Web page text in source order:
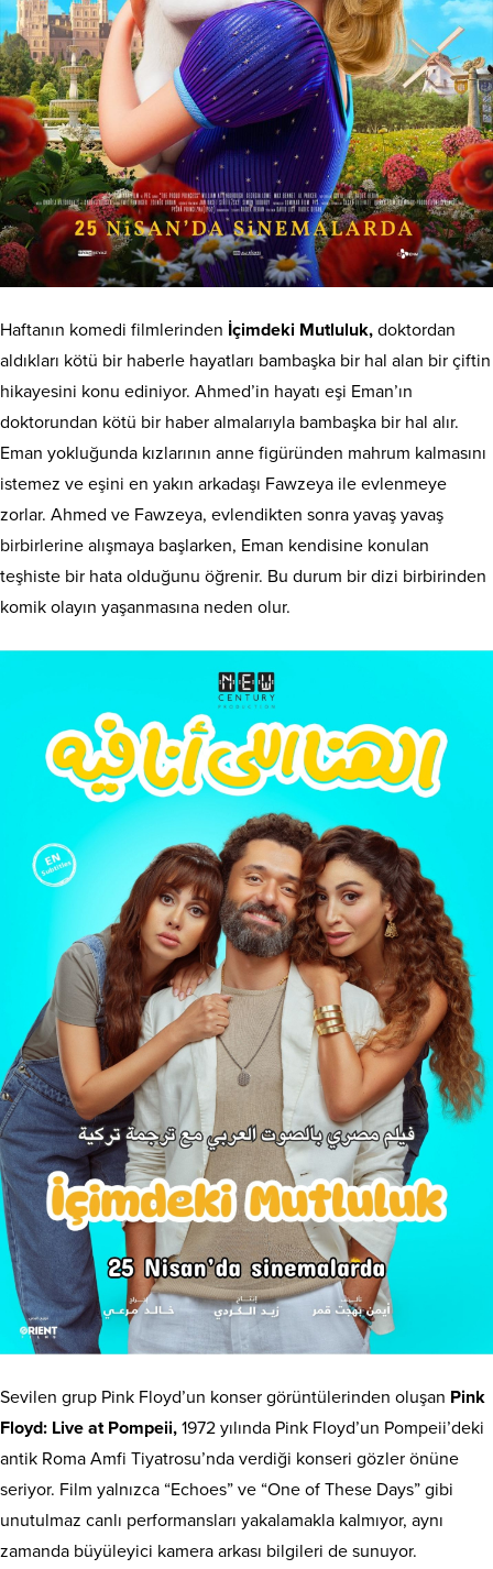
Haftanın komedi filmlerinden İçimdeki Mutluluk, doktordan
aldıkları kötü bir haberle hayatları bambaşka bir hal alan bir çiftin
hikayesini konu ediniyor. Ahmed’in hayatı eşi Eman’ın
doktorundan kötü bir haber almalarıyla bambaşka bir hal alır.
Eman yokluğunda kızlarının anne figüründen mahrum kalmasını
istemez ve eşini en yakın arkadaşı Fawzeya ile evlenmeye
zorlar. Ahmed ve Fawzeya, evlendikten sonra yavaş yavaş
birbirlerine alışmaya başlarken, Eman kendisine konulan
teşhiste bir hata olduğunu öğrenir. Bu durum bir dizi birbirinden
komik olayın yaşanmasına neden olur.
Sevilen grup Pink Floyd’un konser görüntülerinden oluşan Pink
Floyd: Live at Pompeii, 1972 yılında Pink Floyd’un Pompeii’deki
antik Roma Amfi Tiyatrosu’nda verdiği konseri gözler önüne
seriyor. Film yalnızca “Echoes” ve “One of These Days” gibi
unutulmaz canlı performansları yakalamakla kalmıyor, aynı
zamanda büyüleyici kamera arkası bilgileri de sunuyor.